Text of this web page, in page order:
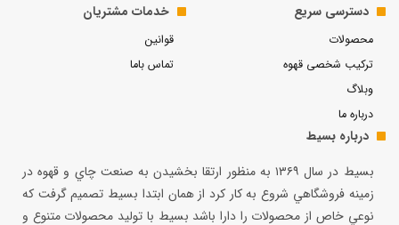
دسترسی سریع
محصولات
ترکیب شخصی قهوه
وبلاگ
درباره ما
خدمات مشتریان
قوانین
تماس باما
درباره بسیط
بسيط در سال ۱۳۶۹ به منظور ارتقا بخشيدن به صنعت چاي و قهوه در
زمينه فروشگاهي شروع به كار كرد از همان ابتدا بسيط تصميم گرفت كه
نوعي خاص از محصولات را دارا باشد بسيط با توليد محصولات متنوع و